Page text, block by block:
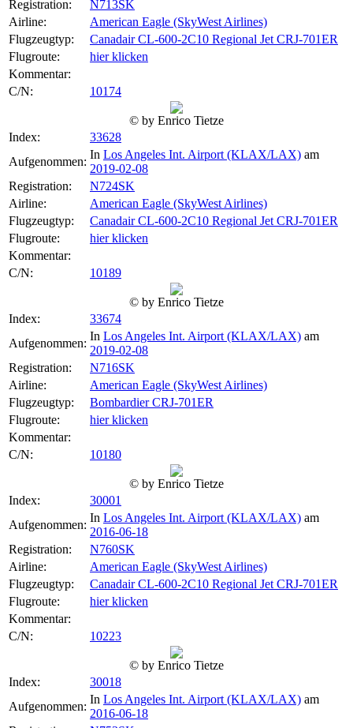
Registration:
N713SK
Airline:
American Eagle (SkyWest Airlines)
Flugzeugtyp:
Canadair CL-600-2C10 Regional Jet CRJ-701ER
Flugroute:
hier klicken
Kommentar:
C/N:
10174
© by Enrico Tietze
Index:
33628
Aufgenommen:
In Los Angeles Int. Airport (KLAX/LAX) am
2019-02-08
Registration:
N724SK
Airline:
American Eagle (SkyWest Airlines)
Flugzeugtyp:
Canadair CL-600-2C10 Regional Jet CRJ-701ER
Flugroute:
hier klicken
Kommentar:
C/N:
10189
© by Enrico Tietze
Index:
33674
Aufgenommen:
In Los Angeles Int. Airport (KLAX/LAX) am
2019-02-08
Registration:
N716SK
Airline:
American Eagle (SkyWest Airlines)
Flugzeugtyp:
Bombardier CRJ-701ER
Flugroute:
hier klicken
Kommentar:
C/N:
10180
© by Enrico Tietze
Index:
30001
Aufgenommen:
In Los Angeles Int. Airport (KLAX/LAX) am
2016-06-18
Registration:
N760SK
Airline:
American Eagle (SkyWest Airlines)
Flugzeugtyp:
Canadair CL-600-2C10 Regional Jet CRJ-701ER
Flugroute:
hier klicken
Kommentar:
C/N:
10223
© by Enrico Tietze
Index:
30018
Aufgenommen:
In Los Angeles Int. Airport (KLAX/LAX) am
2016-06-18